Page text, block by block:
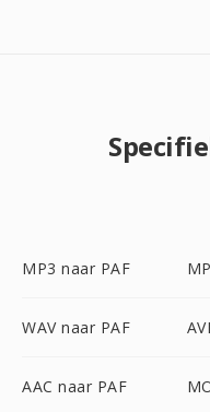
MP3 naar PAF
WAV naar PAF
AAC naar PAF